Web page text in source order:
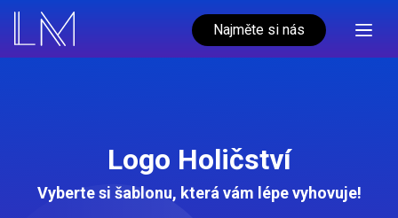
Najměte si nás
Logo Holičství
Vyberte si šablonu, která vám lépe vyhovuje!